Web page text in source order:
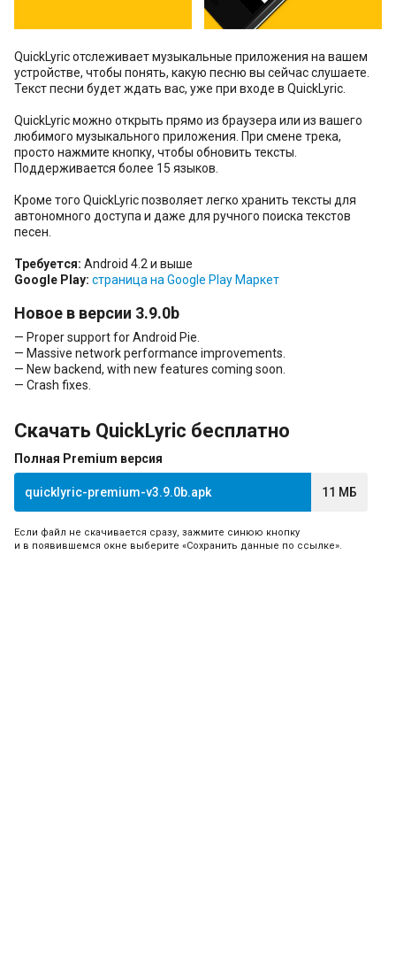
QuickLyric отслеживает музыкальные приложения на вашем
устройстве, чтобы понять, какую песню вы сейчас слушаете.
Текст песни будет ждать вас, уже при входе в QuickLyric.
QuickLyric можно открыть прямо из браузера или из вашего
любимого музыкального приложения. При смене трека,
просто нажмите кнопку, чтобы обновить тексты.
Поддерживается более 15 языков.
Кроме того QuickLyric позволяет легко хранить тексты для
автономного доступа и даже для ручного поиска текстов
песен.
Требуется: Android 4.2 и выше
Google Play: страница на Google Play Маркет
Новое в версии 3.9.0b
— Proper support for Android Pie.
— Massive network performance improvements.
— New backend, with new features coming soon.
— Crash fixes.
Скачать QuickLyric бесплатно
Полная Premium версия
quicklyric-premium-v3.9.0b.apk 11 МБ
Если файл не скачивается сразу, зажмите синюю кнопку
и в появившемся окне выберите «Сохранить данные по ссылке».